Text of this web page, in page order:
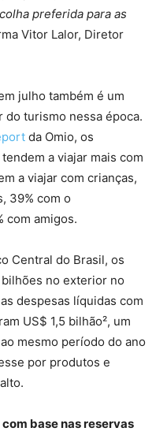
preferida para as
Vitor Lalor, Diretor
julho também é um
turismo nessa época.
da Omio, os
a viajar mais com
a viajar com crianças,
39% com o
com amigos.
Central do Brasil, os
no exterior no
despesas líquidas com
US$ 1,5 bilhão², um
mesmo período do ano
por produtos e
base nas reservas